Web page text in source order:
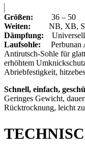
Größen: 36 – 50
Weiten: NB, XB,
Dämpfung: Universell
Laufsohle: Perbunan
Antirutsch-Sohle für
erhöhtem
Abriebfestigkeit,
Schnell, einfach,
Geringes Gewicht,
Rücktrocknung, leicht